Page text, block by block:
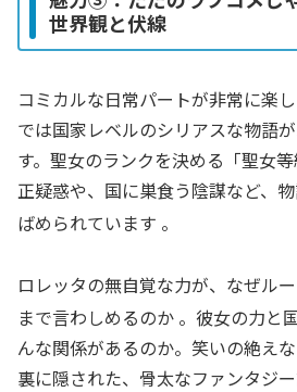
世界観と伏線
コミカルな日常パートが非常に楽
では国家レベルのシリアスな物語
す。聖女のランクを決める「聖女
正疑惑や、国に巣食う陰謀など、
ばめられています 。
ロレッタの無自覚な力が、なぜル
まで言わしめるのか 。彼女の力と
んな関係があるのか。笑いの絶え
裏に隠された、骨太なファンタジ